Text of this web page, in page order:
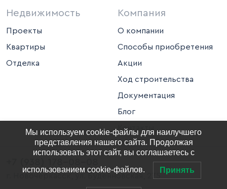
Недвижимость
Проекты
Квартиры
Отделка
Компания
О компании
Способы приобретения
Акции
Ход строительства
Документация
Блог
Контакты
г. Новочеркасск, ул. Буденновская, 275
Мы используем cookie-файлы для наилучшего
представления нашего сайта. Продолжая
использовать этот сайт, вы соглашаетесь с
использованием cookie-файлов. Принять